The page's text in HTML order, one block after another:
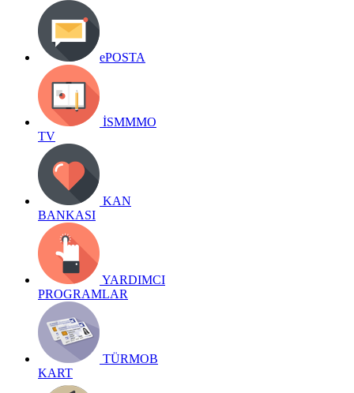
ePOSTA
İSMMMO
TV
KAN
BANKASI
YARDIMCI
PROGRAMLAR
TÜRMOB
KART